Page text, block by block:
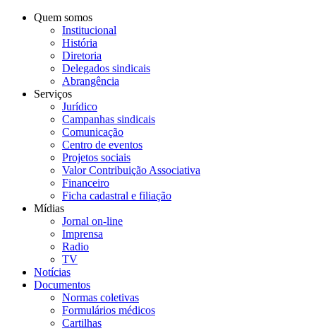
Quem somos
Institucional
História
Diretoria
Delegados sindicais
Abrangência
Serviços
Jurídico
Campanhas sindicais
Comunicação
Centro de eventos
Projetos sociais
Valor Contribuição Associativa
Financeiro
Ficha cadastral e filiação
Mídias
Jornal on-line
Imprensa
Radio
TV
Notícias
Documentos
Normas coletivas
Formulários médicos
Cartilhas